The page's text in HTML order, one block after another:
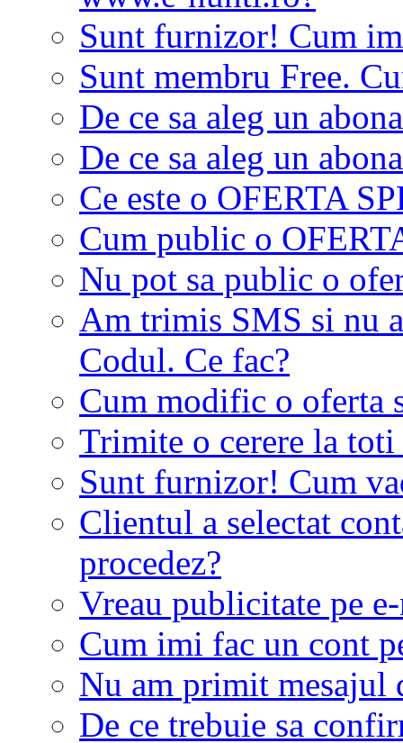
Sunt furnizor! Cum
Sunt membru Free.
De ce sa aleg un
De ce sa aleg un
Ce este o OFERTA
Cum public o
Nu pot sa public o
Am trimis SMS si nu
Codul. Ce fac?
Cum modific o oferta
Trimite o cerere la
Sunt furnizor! Cum
Clientul a selectat
procedez?
Vreau publicitate pe
Cum imi fac un cont
Nu am primit mesajul
De ce trebuie sa